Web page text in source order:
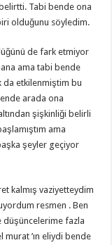
Tabi bende ona
olduğunu söyledim.
de fark etmiyor
ama tabi bende
da etkilenmiştim bu
arada ona
şişkinliği belirli
ama
şeyler geçiyor
kalmış vaziyetteydim
resmen . Ben
düşüncelerime fazla
murat ’ın eliydi bende